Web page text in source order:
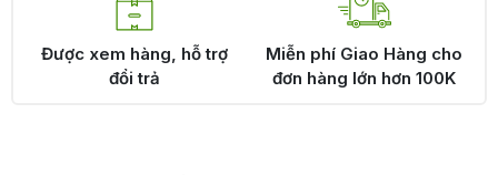
Được xem hàng, hỗ trợ
đổi trả
Miễn phí Giao Hàng cho
đơn hàng lớn hơn 100K